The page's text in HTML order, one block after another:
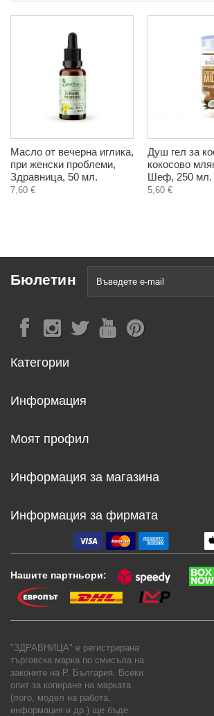
Масло от вечерна иглика,
при женски проблеми,
Здравница, 50 мл.
7,60 €
Душ гел за
кокосово
Шеф, 250 мл.
5,60 €
Бюлетин
Категории
Информация
Моят профил
Информация за магазина
Информация за фирмата
Нашите партньори:
"ЗДРАВНИЦА" е регистрирана
търговска марка по смисъла на
законите на Р. България. Всеки
опит за копиране на марката
(лого, модел на работа,
информация и др.) ще бъде